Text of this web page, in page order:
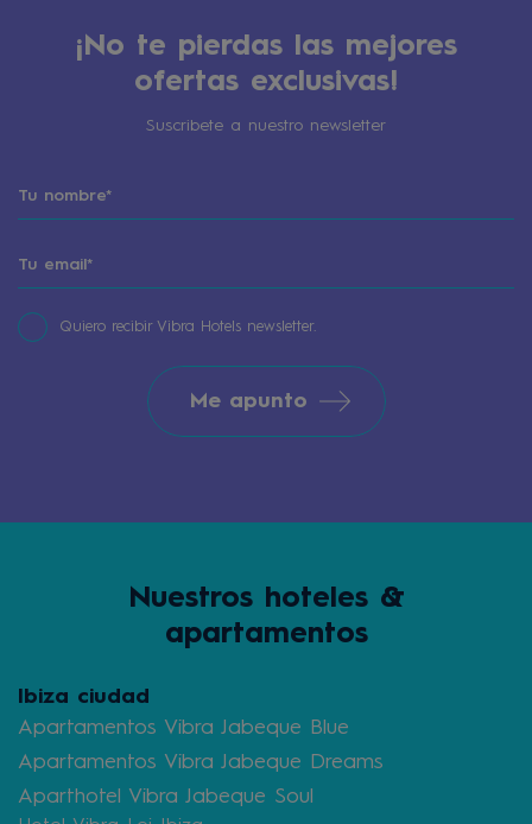
¡No te pierdas las mejores
ofertas exclusivas!
Suscribete a nuestro newsletter
Quiero recibir Vibra Hotels newsletter.
Me apunto
Nuestros hoteles &
apartamentos
Ibiza ciudad
Apartamentos Vibra Jabeque Blue
Apartamentos Vibra Jabeque Dreams
Aparthotel Vibra Jabeque Soul